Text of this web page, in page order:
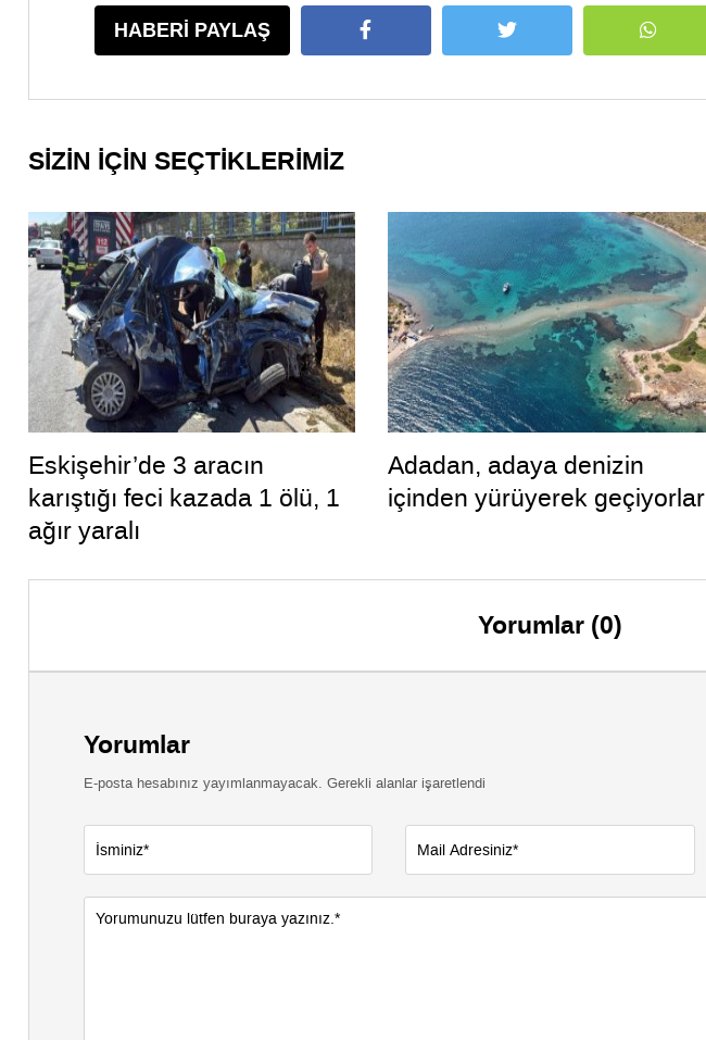
HABERİ PAYLAŞ
SİZİN İÇİN SEÇTİKLERİMİZ
Eskişehir’de 3 aracın
karıştığı feci kazada 1 ölü, 1
ağır yaralı
Adadan, adaya denizin
içinden yürüyerek geçiyorlar
Yorumlar (0)
Yorumlar
E-posta hesabınız yayımlanmayacak. Gerekli alanlar işaretlendi